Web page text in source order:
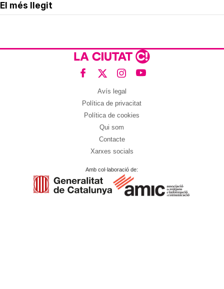
El més llegit
Avís legal
Política de privacitat
Política de cookies
Qui som
Contacte
Xarxes socials
Amb col·laboració de: